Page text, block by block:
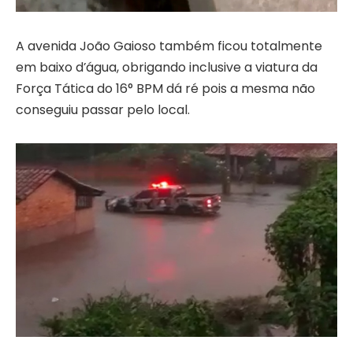
A avenida João Gaioso também ficou totalmente
em baixo d’água, obrigando inclusive a viatura da
Força Tática do 16° BPM dá ré pois a mesma não
conseguiu passar pelo local.